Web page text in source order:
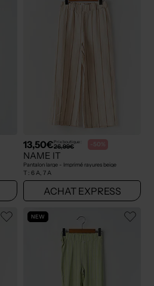
13,50€Prix boutique :
26,99€ -50%
NAME IT
Pantalon large - Imprimé rayures beige
T : 6 A, 7 A
ACHAT EXPRESS
NEW